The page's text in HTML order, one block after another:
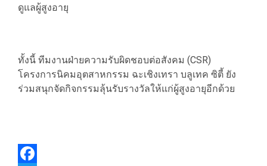
ดูแลผู้สูงอายุ
ทั้งนี้ ทีมงานฝ่ายความรับผิดชอบต่อสังคม (CSR)
โครงการนิคมอุตสาหกรรม ฉะเชิงเทรา บลูเทค ซิตี้ ยัง
ร่วมสนุกจัดกิจกรรมลุ้นรับรางวัลให้แก่ผู้สูงอายุอีกด้วย